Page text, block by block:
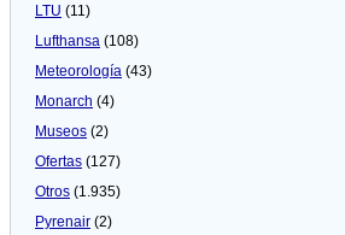
LTU (11)
Lufthansa (108)
Meteorologí­a (43)
Monarch (4)
Museos (2)
Ofertas (127)
Otros (1.935)
Pyrenair (2)